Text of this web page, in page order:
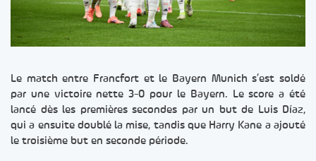
Le match entre Francfort et le Bayern Munich s’est soldé
par une victoire nette 3-0 pour le Bayern. Le score a été
lancé dès les premières secondes par un but de Luis Díaz,
qui a ensuite doublé la mise, tandis que Harry Kane a ajouté
le troisième but en seconde période.